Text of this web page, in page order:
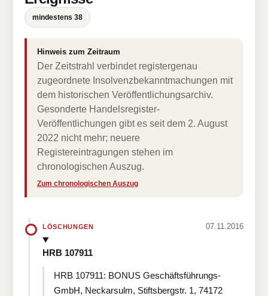
mindestens 38
Hinweis zum Zeitraum
Der Zeitstrahl verbindet registergenau
zugeordnete Insolvenzbekanntmachungen mit
dem historischen Veröffentlichungsarchiv.
Gesonderte Handelsregister-
Veröffentlichungen gibt es seit dem 2. August
2022 nicht mehr; neuere
Registereintragungen stehen im
chronologischen Auszug.
Zum chronologischen Auszug
LÖSCHUNGEN 07.11.2016
HRB 107911
HRB 107911: BONUS Geschäftsführungs-
GmbH, Neckarsulm, Stiftsbergstr. 1, 74172